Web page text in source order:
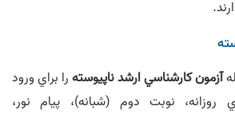
آزمون كارشناسي ارشد ناپيوستهرا براي ورود
روزانه، نوبت دوم (شبانه)، پيام نور،